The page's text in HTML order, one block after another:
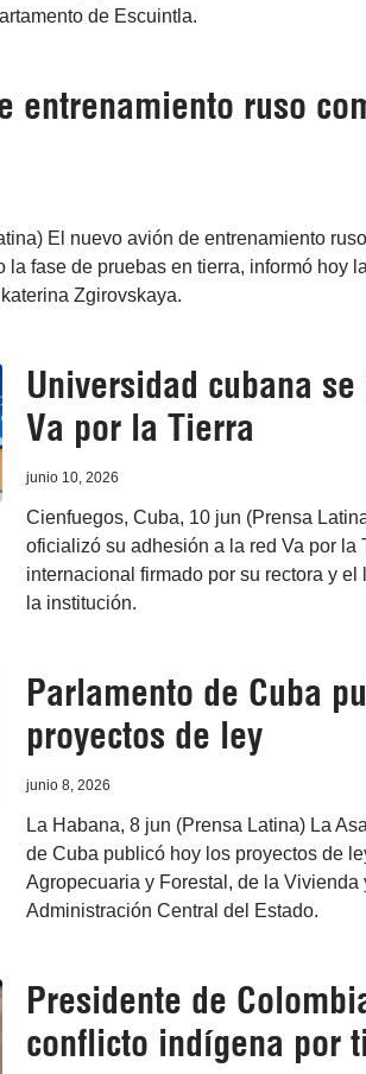
de Escuintla.
entrenamiento ruso
El nuevo avión de entrenamiento
la fase de pruebas en tierra, informó hoy
Zgirovskaya.
Universidad cubana
Va por la Tierra
junio 10, 2026
Cienfuegos, Cuba, 10 jun (Prensa
oficializó su adhesión a la red Va por la
internacional firmado por su rectora y
la institución.
Parlamento de Cuba
proyectos de ley
junio 8, 2026
La Habana, 8 jun (Prensa Latina) La
de Cuba publicó hoy los proyectos de
Agropecuaria y Forestal, de la Vivienda
Administración Central del Estado.
Presidente de
conflicto indígena por